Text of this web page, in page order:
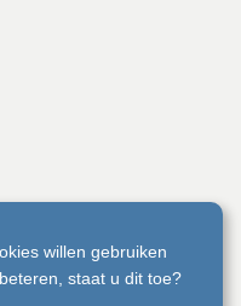
willen gebruiken
staat u dit toe?